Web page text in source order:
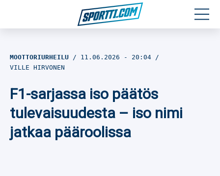
Jalkapallo
Yleisurheilu
MOOTTORIURHEILU 11.06.2026 - 20:04
VILLE HIRVONEN
F1-sarjassa iso päätös
tulevaisuudesta – iso nimi
jatkaa pääroolissa